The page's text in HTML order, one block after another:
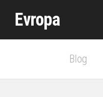
contentEvropa
Blog